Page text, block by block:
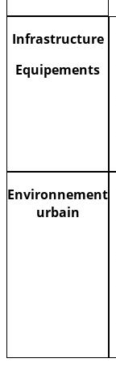
Infrastructure
Equipements
Environnement
urbain